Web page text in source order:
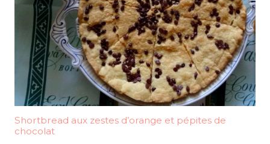
Shortbread aux zestes d’orange et pépites de
chocolat